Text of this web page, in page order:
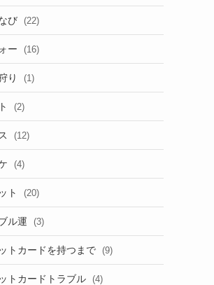
び (22)
ー (16)
り (1)
(2)
(12)
(4)
ト (20)
ル運 (3)
トカードを持つまで (9)
トカードトラブル (4)